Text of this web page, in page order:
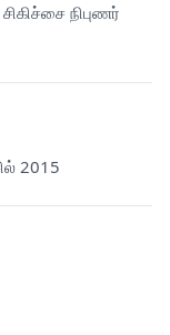
நிபுணர்
2015